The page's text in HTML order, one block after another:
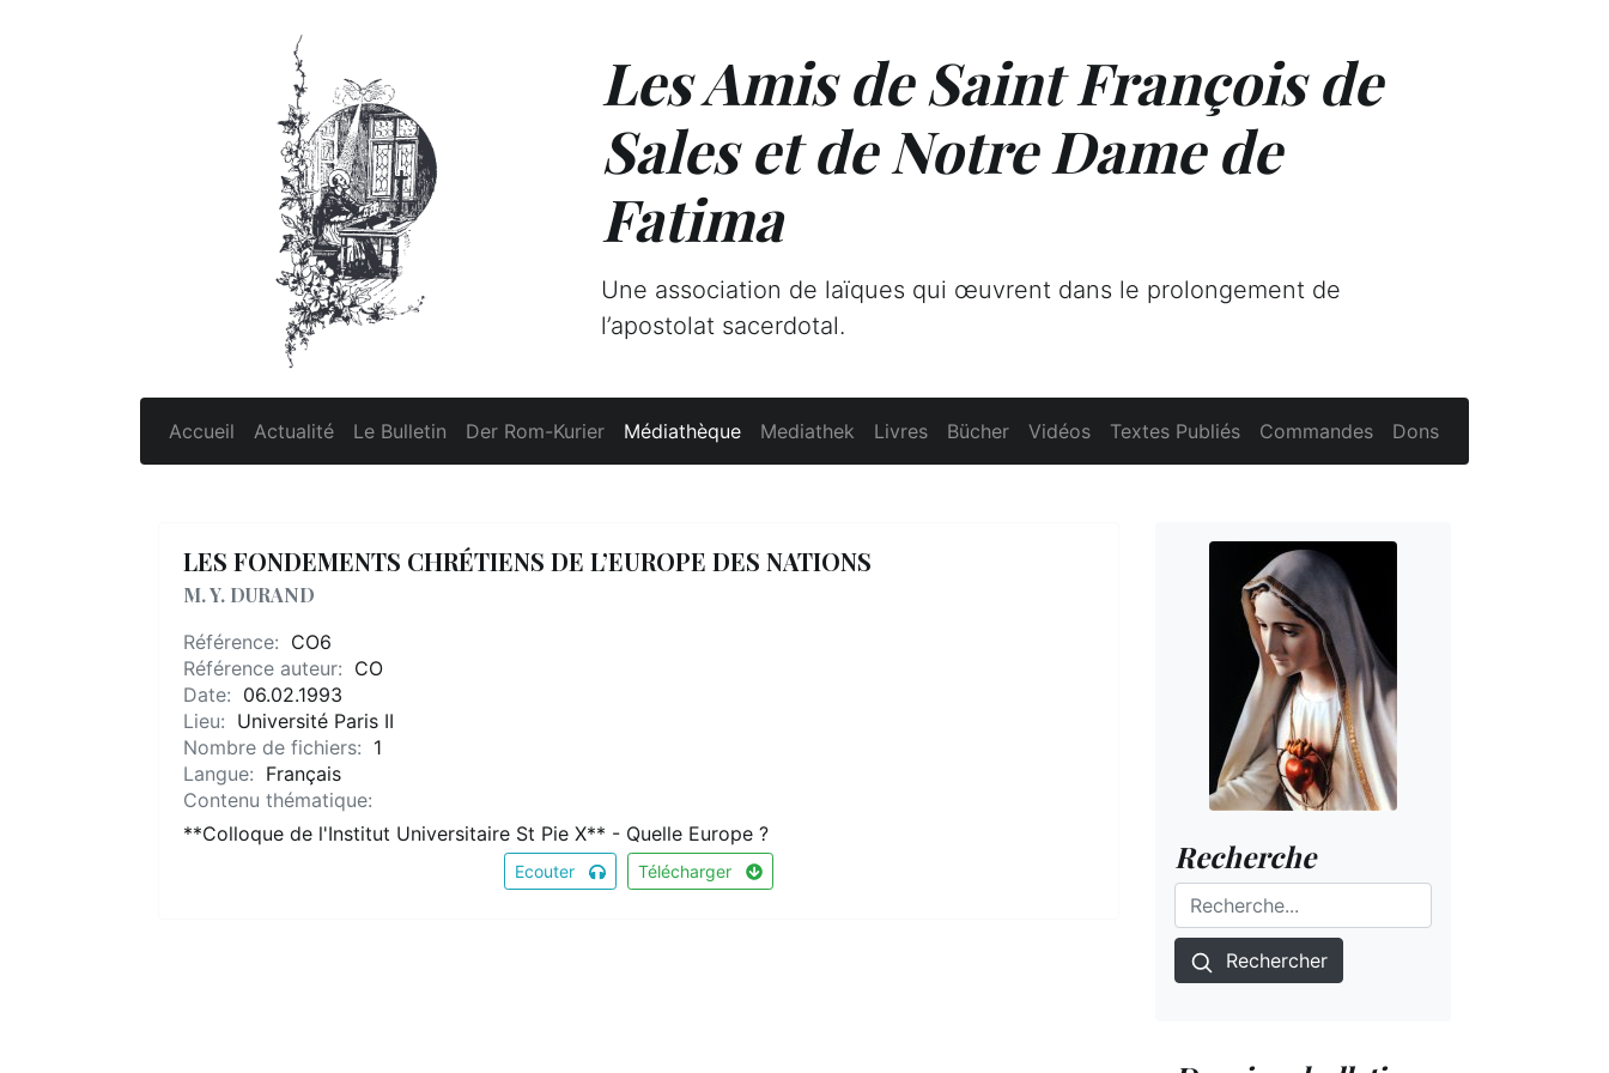
Les Amis de Saint François de
Sales et de Notre Dame de
Fatima
Une association de laïques qui œuvrent dans le prolongement de
l’apostolat sacerdotal.
Accueil Actualité Le Bulletin Der Rom-Kurier Médiathèque Mediathek Livres Bücher Vidéos Textes Publiés Commandes Dons
LES FONDEMENTS CHRÉTIENS DE L’EUROPE DES NATIONS
M. Y. DURAND
Référence: CO6
Référence auteur: CO
Date: 06.02.1993
Lieu: Université Paris II
Nombre de fichiers: 1
Langue: Français
Contenu thématique:
**Colloque de l'Institut Universitaire St Pie X** - Quelle Europe ?
Ecouter Télécharger Recherche
Rechercher